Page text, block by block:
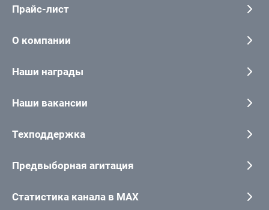
Прайс-лист
О компании
Наши награды
Наши вакансии
Техподдержка
Предвыборная агитация
Статистика канала в MAX